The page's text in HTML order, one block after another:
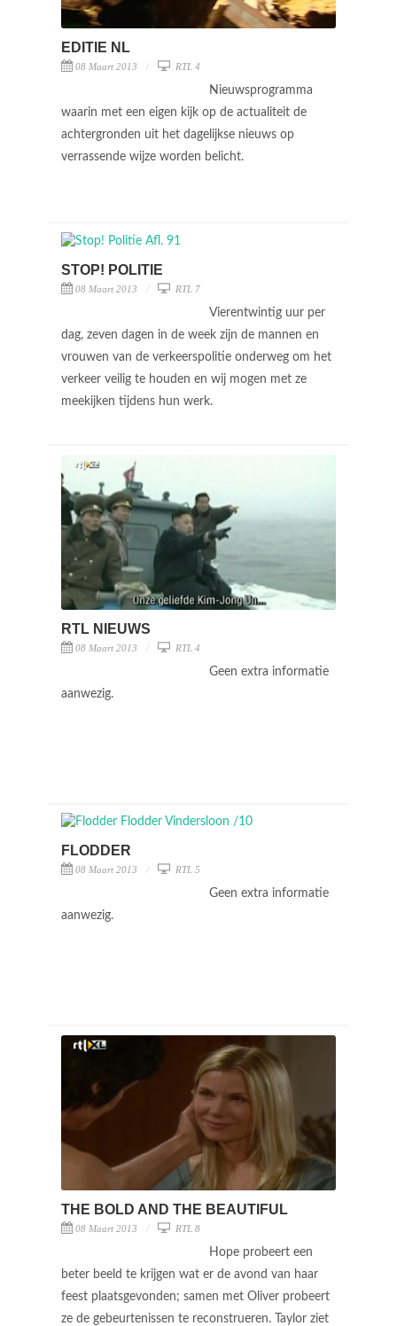
EDITIE NL
08 Maart 2013 RTL 4
Nieuwsprogramma
waarin met een eigen kijk op de actualiteit de
achtergronden uit het dagelijkse nieuws op
verrassende wijze worden belicht.
STOP! POLITIE
08 Maart 2013 RTL 7
Vierentwintig uur per
dag, zeven dagen in de week zijn de mannen en
vrouwen van de verkeerspolitie onderweg om het
verkeer veilig te houden en wij mogen met ze
meekijken tijdens hun werk.
RTL NIEUWS
08 Maart 2013 RTL 4
Geen extra informatie
aanwezig.
FLODDER
08 Maart 2013 RTL 5
Geen extra informatie
aanwezig.
THE BOLD AND THE BEAUTIFUL
08 Maart 2013 RTL 8
Hope probeert een
beter beeld te krijgen wat er de avond van haar
feest plaatsgevonden; samen met Oliver probeert
ze de gebeurtenissen te reconstrueren. Taylor ziet